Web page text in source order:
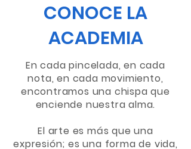
CONOCE LA
ACADEMIA
En cada pincelada, en cada
nota, en cada movimiento,
encontramos una chispa que
enciende nuestra alma.
El arte es más que una
expresión; es una forma de vida,